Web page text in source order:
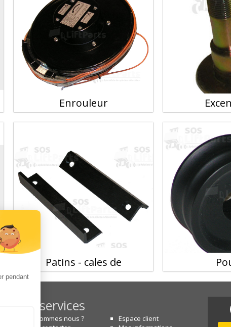
Enrouleur
Patins - cales de
Nos services
Qui sommes nous ?
Espace client